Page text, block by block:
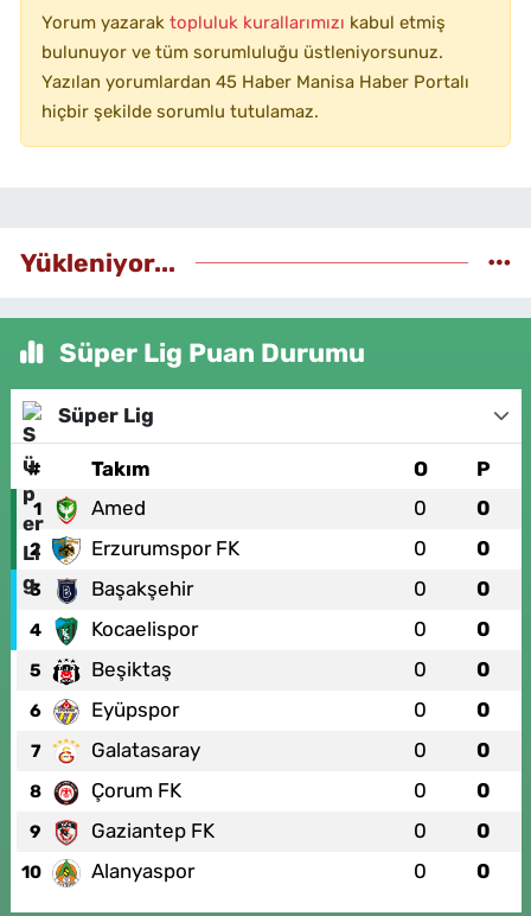
Yorum yazarak topluluk kurallarımızı kabul etmiş
bulunuyor ve tüm sorumluluğu üstleniyorsunuz.
Yazılan yorumlardan 45 Haber Manisa Haber Portalı
hiçbir şekilde sorumlu tutulamaz.
Yükleniyor...
Süper Lig Puan Durumu
Süper Lig
# Takım O P
1 Amed 0 0
2 Erzurumspor FK 0 0
3 Başakşehir 0 0
4 Kocaelispor 0 0
5 Beşiktaş 0 0
6 Eyüpspor 0 0
7 Galatasaray 0 0
8 Çorum FK 0 0
9 Gaziantep FK 0 0
10 Alanyaspor 0 0